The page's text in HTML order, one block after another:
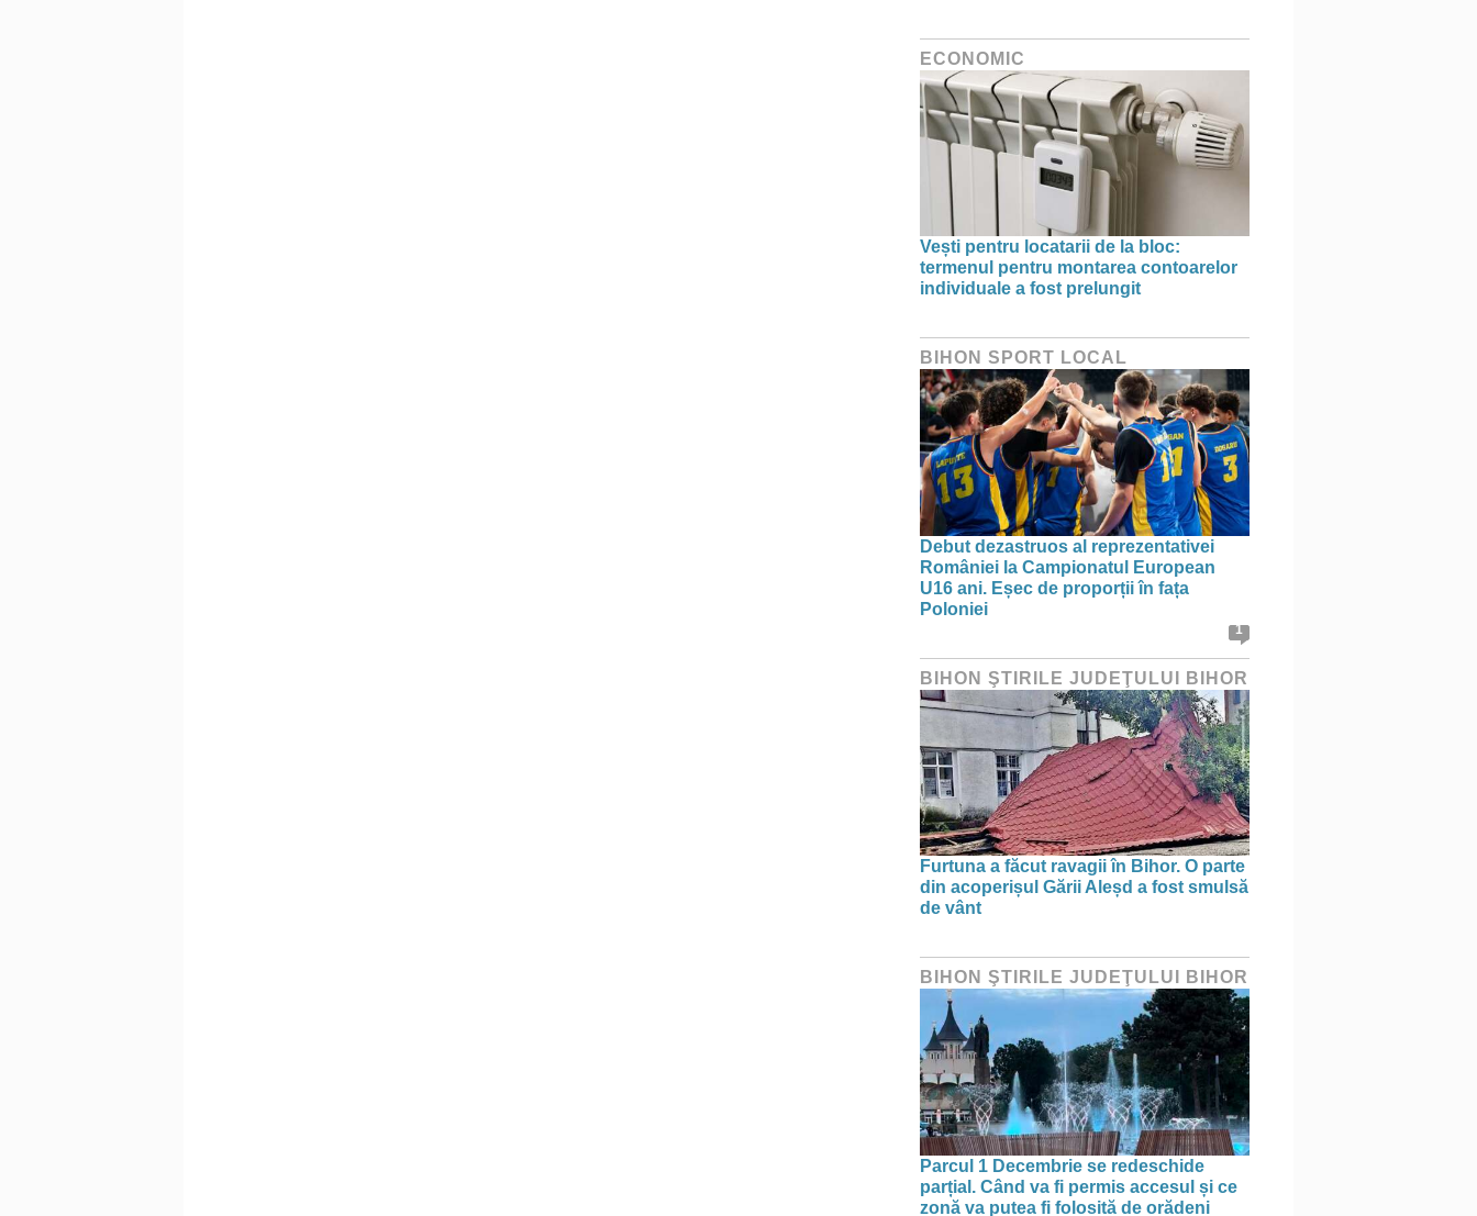
ECONOMIC
Vești pentru locatarii de la bloc:
termenul pentru montarea contoarelor
individuale a fost prelungit
BIHON SPORT LOCAL
Debut dezastruos al reprezentativei
României la Campionatul European
U16 ani. Eșec de proporții în fața
Poloniei
1
BIHON ŞTIRILE JUDEŢULUI BIHOR
Furtuna a făcut ravagii în Bihor. O parte
din acoperișul Gării Aleșd a fost smulsă
de vânt
BIHON ŞTIRILE JUDEŢULUI BIHOR
Parcul 1 Decembrie se redeschide
parțial. Când va fi permis accesul și ce
zonă va putea fi folosită de orădeni